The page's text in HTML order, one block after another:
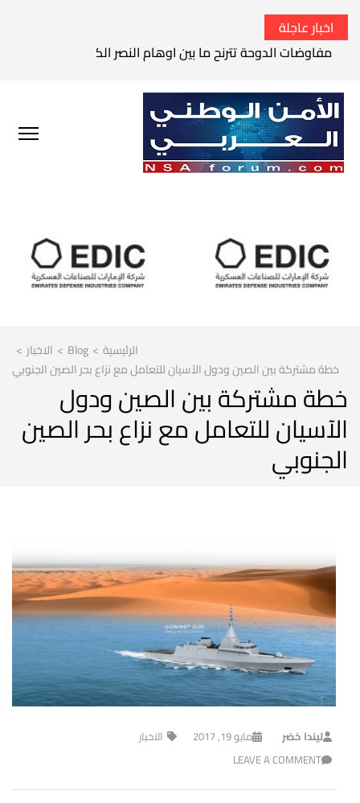
اخبار عاجلة
مفاوضات الدوحة تترنح ما بين اوهام النصر الكامل وواقع
الرئيسية >
Blog
> الاخبار >
خطة مشتركة بين الصين ودول الآسيان للتعامل مع نزاع بحر الصين الجنوبي
خطة مشتركة بين الصين ودول
الآسيان للتعامل مع نزاع بحر الصين
الجنوبي
ليندا خضر مايو 19, 2017
الاخبار
LEAVE A COMMENT